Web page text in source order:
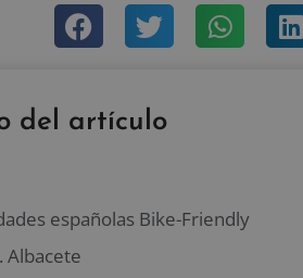
del artículo
españolas Bike-Friendly
Albacete